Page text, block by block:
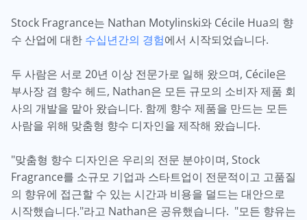
Stock Fragrance는 Nathan Motylinski와 Cécile Hua의 향
수 산업에 대한 수십년간의 경험에서 시작되었습니다.
두 사람은 서로 20년 이상 전문가로 일해 왔으며, Cécile은
부사장 겸 향수 헤드, Nathan은 모든 규모의 소비자 제품 회
사의 개발을 맡아 왔습니다. 함께 향수 제품을 만드는 모든
사람을 위해 맞춤형 향수 디자인을 제작해 왔습니다.
"맞춤형 향수 디자인은 우리의 전문 분야이며, Stock
Fragrance를 소규모 기업과 스타트업이 전문적이고 고품질
의 향유에 접근할 수 있는 시간과 비용을 덜드는 대안으로
시작했습니다."라고 Nathan은 공유했습니다. "모든 향유는